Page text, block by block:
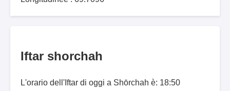
Iftar shorchah
L'orario dell'Iftar di oggi a Shōrchah è: 18:50